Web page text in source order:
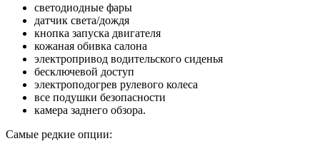
светодиодные фары
датчик света/дождя
кнопка запуска двигателя
кожаная обивка салона
электропривод водительского сиденья
бесключевой доступ
электроподогрев рулевого колеса
все подушки безопасности
камера заднего обзора.
Самые редкие опции: